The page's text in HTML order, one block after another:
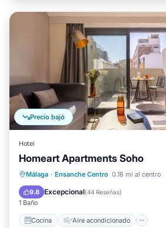
Precio bajó
Hotel
Homeart Apartments Soho
Málaga · Ensanche Centro 0.18 mi al centro
9.8 Excepcional(44 Reseñas)
1 Baño
Cocina Aire acondicionado
Cocina Aire acondicionado
Apto para niños